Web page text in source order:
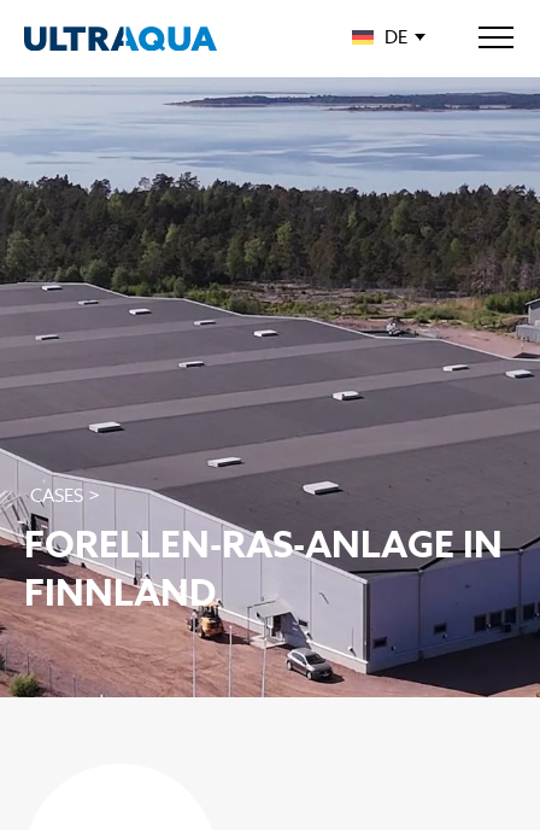
DE
CASES >
FORELLEN-RAS-ANLAGE IN
FINNLAND